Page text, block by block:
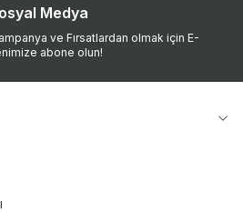
Medya
ve Fırsatlardan olmak için E-
abone olun!